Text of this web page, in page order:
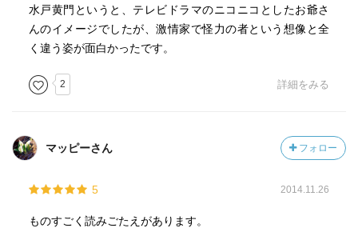
水戸黄門というと、テレビドラマのニコニコとしたお爺さ
んのイメージでしたが、激情家で怪力の者という想像と全
く違う姿が面白かったです。
2 詳細をみる
マッピーさん フォロー
5 2014.11.26
ものすごく読みごたえがあります。